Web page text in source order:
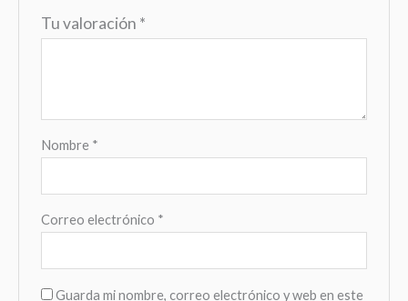
Tu valoración *
Nombre *
Correo electrónico *
Guarda mi nombre, correo electrónico y web en este